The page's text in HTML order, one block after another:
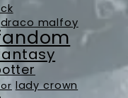
draco malfoy
lady crown